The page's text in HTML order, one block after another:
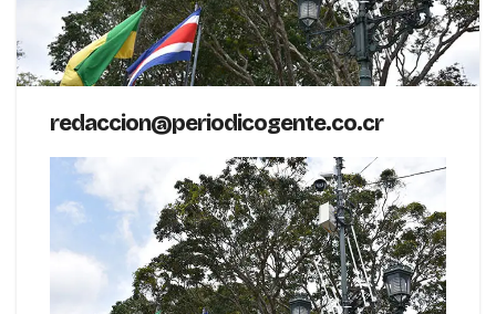
redaccion@periodicogente.co.cr